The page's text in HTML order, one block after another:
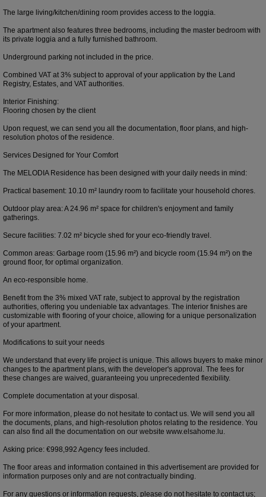
The large living/kitchen/dining room provides access to the loggia.
The apartment also features three bedrooms, including the master bedroom with
its private loggia and a fully furnished bathroom.
Underground parking not included in the price.
Combined VAT at 3% subject to approval of your application by the Land
Registry, Estates, and VAT authorities.
Interior Finishing:
Flooring chosen by the client
Upon request, we can send you all the documentation, floor plans, and high-
resolution photos of the residence.
Services Designed for Your Comfort
The MELODIA Residence has been designed with your daily needs in mind:
Practical basement: 10.10 m² laundry room to facilitate your household chores.
Outdoor play area: A 24.96 m² space for children's enjoyment and family
gatherings.
Secure facilities: 7.02 m² bicycle shed for your eco-friendly travel.
Common areas: Garbage room (15.96 m²) and bicycle room (15.94 m²) on the
ground floor, for optimal organization.
An eco-responsible home.
Benefit from the 3% mixed VAT rate, subject to approval by the registration
authorities, offering you undeniable tax advantages. The interior finishes are
customizable with flooring of your choice, allowing for a unique personalization
of your apartment.
Modifications to suit your needs
We understand that every life project is unique. This allows buyers to make minor
changes to the apartment plans, with the developer's approval. The fees for
these changes are waived, guaranteeing you unprecedented flexibility.
Complete documentation at your disposal.
For more information, please do not hesitate to contact us. We will send you all
the documents, plans, and high-resolution photos relating to the residence. You
can also find all the documentation on our website www.elsahome.lu.
Asking price: €998,992 Agency fees included.
The floor areas and information contained in this advertisement are provided for
information purposes only and are not contractually binding.
For any questions or information requests, please do not hesitate to contact us;